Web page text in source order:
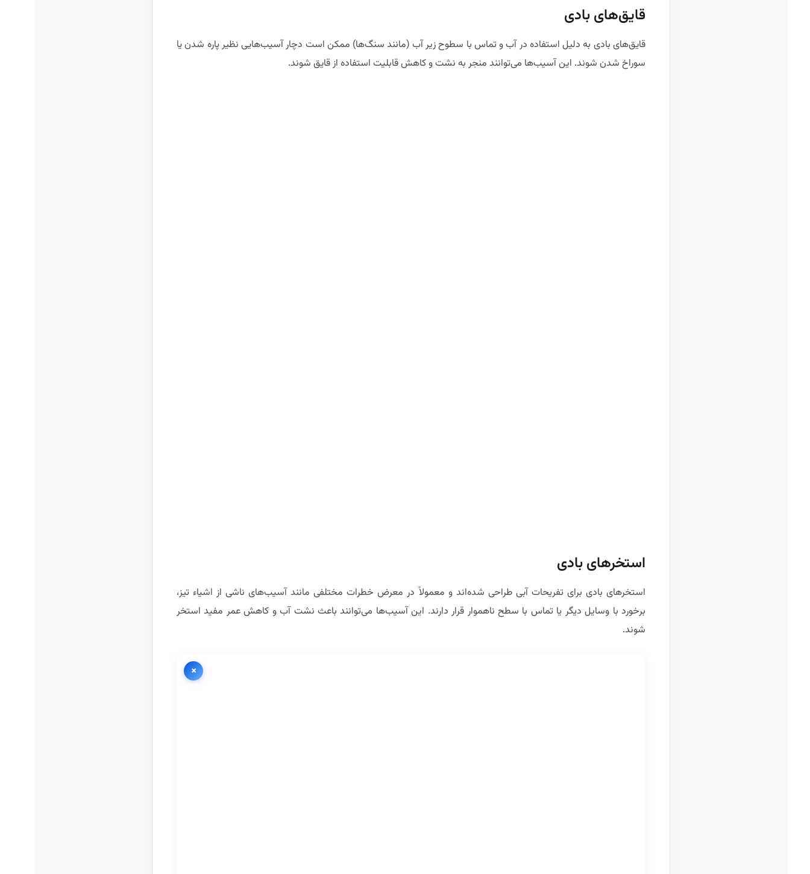
قایق‌های بادی
قایق‌های بادی به دلیل استفاده در آب و تماس با سطوح زیر آب (مانند سنگ‌ها) ممکن است دچار آسیب‌هایی نظیر پاره شدن یا
سوراخ شدن شوند. این آسیب‌ها می‌توانند منجر به نشت و کاهش قابلیت استفاده از قایق شوند.
استخرهای بادی
استخرهای بادی برای تفریحات آبی طراحی شده‌اند و معمولاً در معرض خطرات مختلفی مانند آسیب‌های ناشی از اشیاء تیز،
برخورد با وسایل دیگر یا تماس با سطح ناهموار قرار دارند. این آسیب‌ها می‌توانند باعث نشت آب و کاهش عمر مفید استخر
شوند.
×